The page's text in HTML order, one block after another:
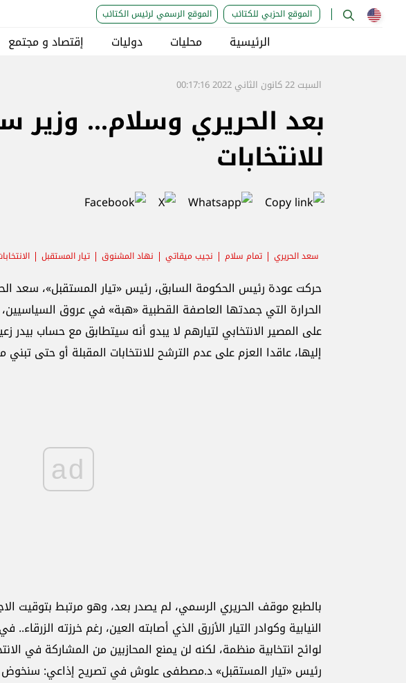
الموقع الحزبي للكتائب الموقع الرسمي لرئيس الكتائب
الرئيسية محليات دوليات إقتصاد و مجتمع
السبت 22 كانون الثاني 2022 00:17:16
بعد الحريري وسلام...
للانتخابات
سعد الحريري تمام سلام نجيب ميقاتي نهاد المشنوق تيار المستقبل
حركت عودة رئيس الحكومة السابق، رئيس «تيار المستقبل»، سعد
الحرارة التي جمدتها العاصفة القطبية «هبة» في عروق
على المصير الانتخابي لتيارهم لا يبدو أنه سيتطابق مع حساب بيدر
إليها، عاقدا العزم على عدم الترشح للانتخابات المقبلة أو حتى
ad
بالطبع موقف الحريري الرسمي، لم يصدر بعد، وهو مرتبط بتوقيت
النيابية وكوادر التيار الأزرق الذي أصابته العين، رغم خرزته
لوائح انتخابية منظمة، لكنه لن يمنع المحازبين من المشاركة في
رئيس «تيار المستقبل» د.مصطفى علوش في تصريح إذاعي: سنخوض